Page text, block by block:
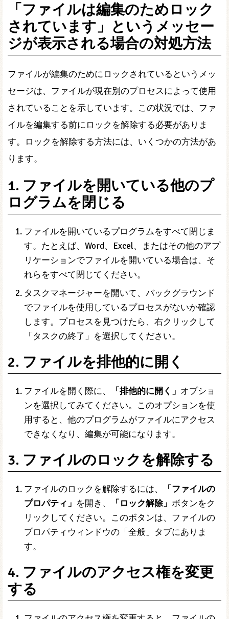
「ファイルは編集のためロック
されています」というメッセー
ジが表示される場合の対処方法
ファイルが編集のためにロックされているというメッ
セージは、ファイルが現在別のプロセスによって使用
されていることを示しています。この状況では、ファ
イルを編集する前にロックを解除する必要がありま
す。ロックを解除する方法には、いくつかの方法があ
ります。
1. ファイルを開いている他のプ
ログラムを閉じる
ファイルを開いているプログラムをすべて閉じま
す。たとえば、Word、Excel、またはその他のアプ
リケーションでファイルを開いている場合は、そ
れらをすべて閉じてください。
タスクマネージャーを開いて、バックグラウンド
でファイルを使用しているプロセスがないか確認
します。プロセスを見つけたら、右クリックして
「タスクの終了」を選択してください。
2. ファイルを排他的に開く
ファイルを開く際に、 「排他的に開く」 オプショ
ンを選択してみてください。このオプションを使
用すると、他のプログラムがファイルにアクセス
できなくなり、編集が可能になります。
3. ファイルのロックを解除する
ファイルのロックを解除するには、
「ファイルの
プロパティ」 を開き、 「ロック解除」 ボタンをク
リックしてください。このボタンは、ファイルの
プロパティウィンドウの「全般」タブにありま
す。
4. ファイルのアクセス権を変更
する